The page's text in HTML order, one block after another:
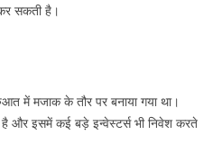
सकती है।
में मजाक के तौर पर बनाया गया था।
और इसमें कई बड़े इन्वेस्टर्स भी निवेश करते